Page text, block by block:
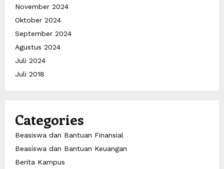
November 2024
Oktober 2024
September 2024
Agustus 2024
Juli 2024
Juli 2018
Categories
Beasiswa dan Bantuan Finansial
Beasiswa dan Bantuan Keuangan
Berita Kampus